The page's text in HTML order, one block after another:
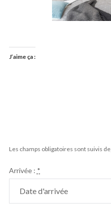
J’aime ça :
Les champs obligatoires sont suivis de
Arrivée : *